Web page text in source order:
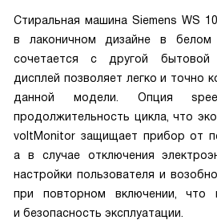
Стиральная машина Siemens WS
в лаконичном дизайне в белом
сочетается с другой бытовой
дисплей позволяет легко и точно
данной модели. Опция
продолжительность цикла, что
voltMonitor защищает прибор от
а в случае отключения
настройки пользователя и
при повторном включении, что
и безопасность эксплуатации.